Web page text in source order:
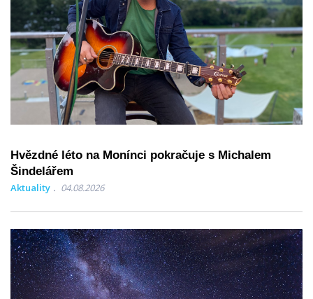
Hvězdné léto na Monínci pokračuje s Michalem
Šindelářem
Aktuality 04.08.2026